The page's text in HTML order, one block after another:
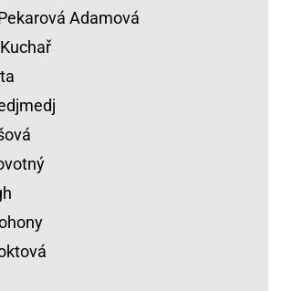
Adamová